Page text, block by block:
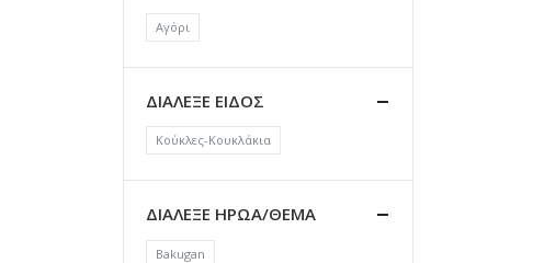
Αγόρι
ΔΙΑΛΕΞΕ ΕΙΔΟΣ
Κούκλες-Κουκλάκια
ΔΙΑΛΕΞΕ ΗΡΩΑ/ΘΕΜΑ
Bakugan